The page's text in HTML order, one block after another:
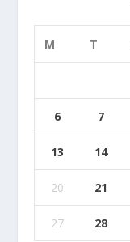
M T
6 7
13 14
20 21
27 28